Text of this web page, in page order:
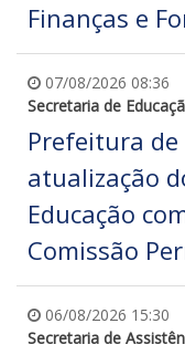
Finanças e
07/08/2026 08:36
Secretaria de
Prefeitura
atualização
Educação
Comissão
06/08/2026 15:30
Secretaria de